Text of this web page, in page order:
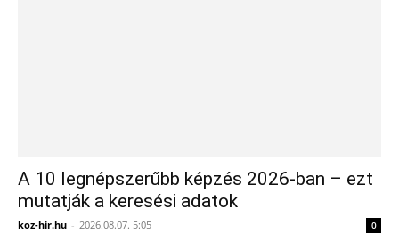
A 10 legnépszerűbb képzés 2026-ban – ezt
mutatják a keresési adatok
koz-hir.hu - 2026.08.07. 5:05 0